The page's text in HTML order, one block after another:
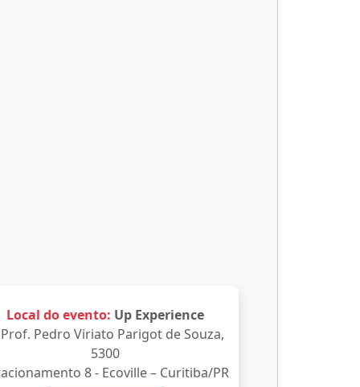
Local do evento: Up Experience
Prof. Pedro Viriato Parigot de Souza,
5300
8 - Ecoville – Curitiba/PR